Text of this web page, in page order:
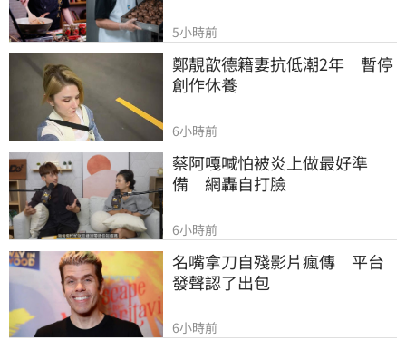
5小時前
鄭靚歆德籍妻抗低潮2年　暫停
創作休養
6小時前
蔡阿嘎喊怕被炎上做最好準
備　網轟自打臉
6小時前
名嘴拿刀自殘影片瘋傳　平台
發聲認了出包
6小時前